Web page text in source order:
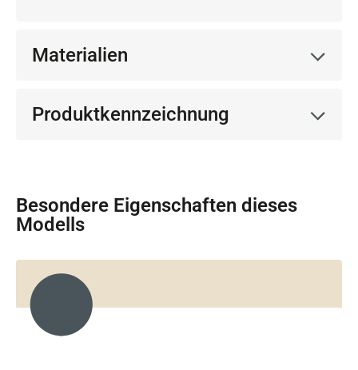
Materialien
Produktkennzeichnung
Besondere Eigenschaften dieses
Modells